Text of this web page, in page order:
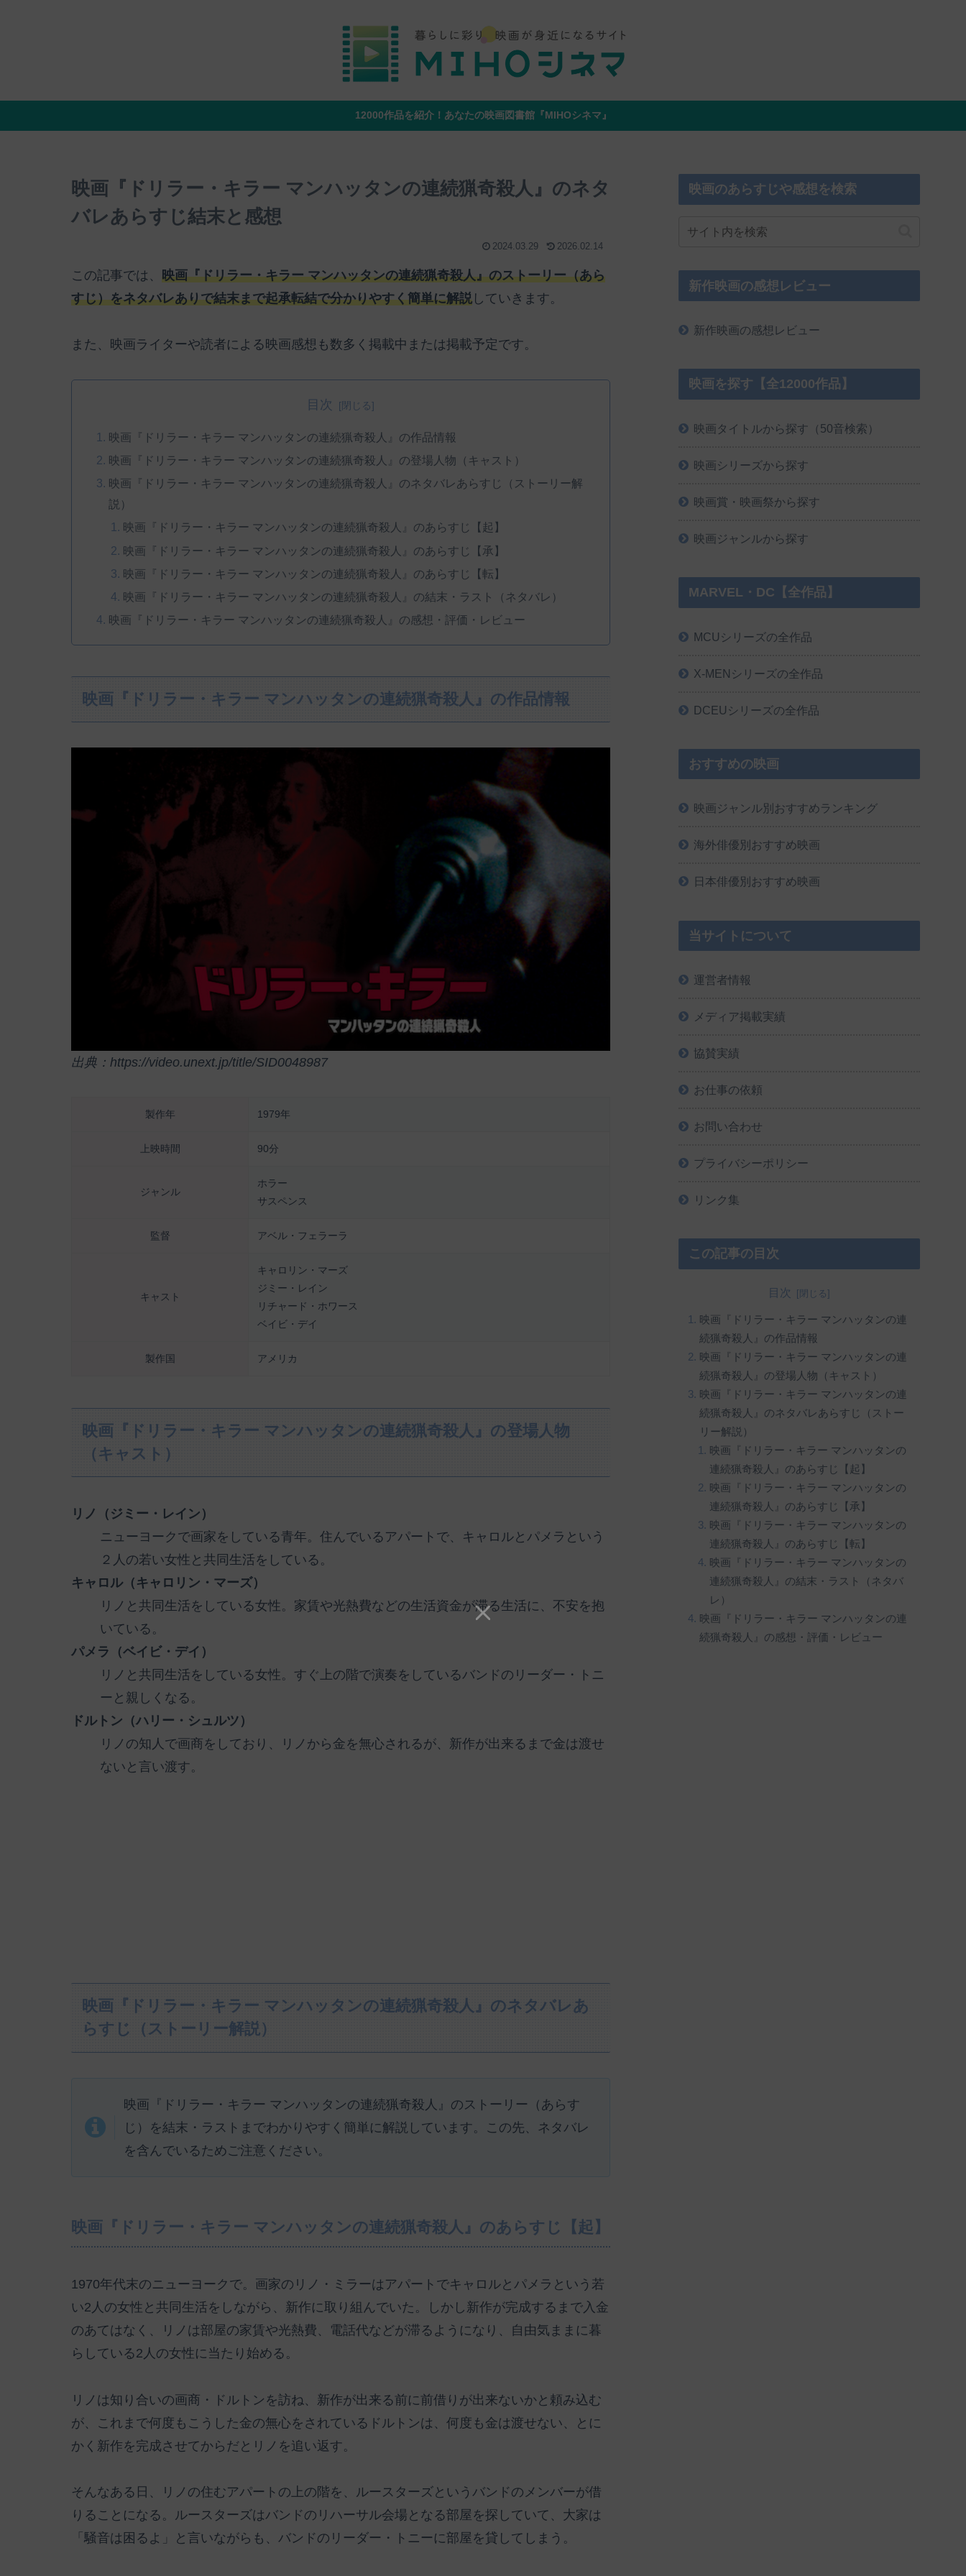
12000作品を紹介！あなたの映画図書館『MIHOシネマ』
映画『ドリラー・キラー マンハッタンの連続猟奇殺人』のネタ
バレあらすじ結末と感想
2024.03.29 2026.02.14
この記事では、 映画『ドリラー・キラー マンハッタンの連続猟奇殺人』のストーリー（あら
すじ）をネタバレありで結末まで起承転結で分かりやすく簡単に解説 していきます。
また、映画ライターや読者による映画感想も数多く掲載中または掲載予定です。
目次
映画『ドリラー・キラー マンハッタンの連続猟奇殺人』の作品情報
映画『ドリラー・キラー マンハッタンの連続猟奇殺人』の登場人物（キャスト）
映画『ドリラー・キラー マンハッタンの連続猟奇殺人』のネタバレあらすじ（ストーリー解
説）
映画『ドリラー・キラー マンハッタンの連続猟奇殺人』のあらすじ【起】
映画『ドリラー・キラー マンハッタンの連続猟奇殺人』のあらすじ【承】
映画『ドリラー・キラー マンハッタンの連続猟奇殺人』のあらすじ【転】
映画『ドリラー・キラー マンハッタンの連続猟奇殺人』の結末・ラスト（ネタバレ）
映画『ドリラー・キラー マンハッタンの連続猟奇殺人』の感想・評価・レビュー
映画『ドリラー・キラー マンハッタンの連続猟奇殺人』の作品情報
出典：https://video.unext.jp/title/SID0048987
製作年 1979年
上映時間 90分
ジャンル
ホラー
サスペンス
監督 アベル・フェラーラ
キャスト
キャロリン・マーズ
ジミー・レイン
リチャード・ホワース
ベイビ・デイ
製作国 アメリカ
映画『ドリラー・キラー マンハッタンの連続猟奇殺人』の登場人物
（キャスト）
リノ（ジミー・レイン）
ニューヨークで画家をしている青年。住んでいるアパートで、キャロルとパメラという
２人の若い女性と共同生活をしている。
キャロル（キャロリン・マーズ）
リノと共同生活をしている女性。家賃や光熱費などの生活資金が滞る生活に、不安を抱
いている。
パメラ（ベイビ・デイ）
リノと共同生活をしている女性。すぐ上の階で演奏をしているバンドのリーダー・トニ
ーと親しくなる。
ドルトン（ハリー・シュルツ）
リノの知人で画商をしており、リノから金を無心されるが、新作が出来るまで金は渡せ
ないと言い渡す。
映画『ドリラー・キラー マンハッタンの連続猟奇殺人』のネタバレあ
らすじ（ストーリー解説）
映画『ドリラー・キラー マンハッタンの連続猟奇殺人』のストーリー（あらす
じ）を結末・ラストまでわかりやすく簡単に解説しています。この先、ネタバレ
を含んでいるためご注意ください。
映画『ドリラー・キラー マンハッタンの連続猟奇殺人』のあらすじ【起】
1970年代末のニューヨークで。画家のリノ・ミラーはアパートでキャロルとパメラという若
い2人の女性と共同生活をしながら、新作に取り組んでいた。しかし新作が完成するまで入金
のあてはなく、リノは部屋の家賃や光熱費、電話代などが滞るようになり、自由気ままに暮
らしている2人の女性に当たり始める。
リノは知り合いの画商・ドルトンを訪ね、新作が出来る前に前借りが出来ないかと頼み込む
が、これまで何度もこうした金の無心をされているドルトンは、何度も金は渡せない、とに
かく新作を完成させてからだとリノを追い返す。
そんなある日、リノの住むアパートの上の階を、ルースターズというバンドのメンバーが借
りることになる。ルースターズはバンドのリハーサル会場となる部屋を探していて、大家は
「騒音は困るよ」と言いながらも、バンドのリーダー・トニーに部屋を貸してしまう。
映画のあらすじや感想を検索
新作映画の感想レビュー
新作映画の感想レビュー
映画を探す【全12000作品】
映画タイトルから探す（50音検索）
映画シリーズから探す
映画賞・映画祭から探す
映画ジャンルから探す
MARVEL・DC【全作品】
MCUシリーズの全作品
X-MENシリーズの全作品
DCEUシリーズの全作品
おすすめの映画
映画ジャンル別おすすめランキング
海外俳優別おすすめ映画
日本俳優別おすすめ映画
当サイトについて
運営者情報
メディア掲載実績
協賛実績
お仕事の依頼
お問い合わせ
プライバシーポリシー
リンク集
この記事の目次
目次
映画『ドリラー・キラー マンハッタンの連
続猟奇殺人』の作品情報
映画『ドリラー・キラー マンハッタンの連
続猟奇殺人』の登場人物（キャスト）
映画『ドリラー・キラー マンハッタンの連
続猟奇殺人』のネタバレあらすじ（ストー
リー解説）
映画『ドリラー・キラー マンハッタンの
連続猟奇殺人』のあらすじ【起】
映画『ドリラー・キラー マンハッタンの
連続猟奇殺人』のあらすじ【承】
映画『ドリラー・キラー マンハッタンの
連続猟奇殺人』のあらすじ【転】
映画『ドリラー・キラー マンハッタンの
連続猟奇殺人』の結末・ラスト（ネタバ
レ）
映画『ドリラー・キラー マンハッタンの連
続猟奇殺人』の感想・評価・レビュー